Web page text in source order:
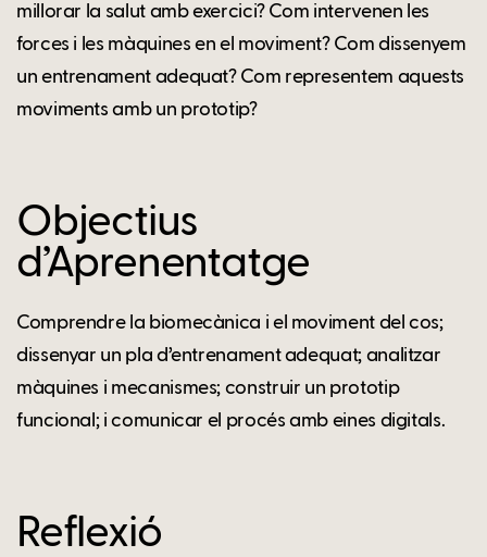
millorar la salut amb exercici? Com intervenen les
forces i les màquines en el moviment? Com dissenyem
un entrenament adequat? Com representem aquests
moviments amb un prototip?
Objectius
d’Aprenentatge
Comprendre la biomecànica i el moviment del cos;
dissenyar un pla d’entrenament adequat; analitzar
màquines i mecanismes; construir un prototip
funcional; i comunicar el procés amb eines digitals.
Reflexió